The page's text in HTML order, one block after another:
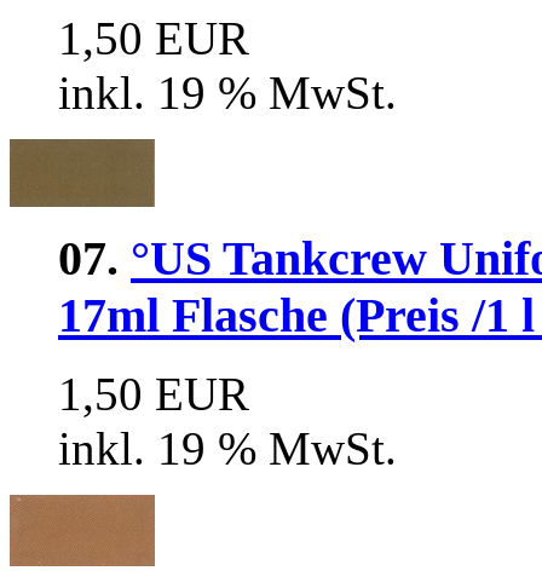
1,50 EUR
inkl. 19 % MwSt.
07. °US Tankcrew
17ml Flasche (Preis /1
1,50 EUR
inkl. 19 % MwSt.